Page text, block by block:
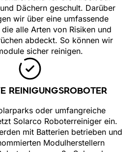
Dächern geschult. Darüber
wir über eine umfassende
alle Arten von Risiken und
abdeckt. So können wir
sicher reinigen.
REINIGUNGSROBOTER
oder umfangreiche
Solarco Roboterreiniger ein.
mit Batterien betrieben und
Modulherstellern